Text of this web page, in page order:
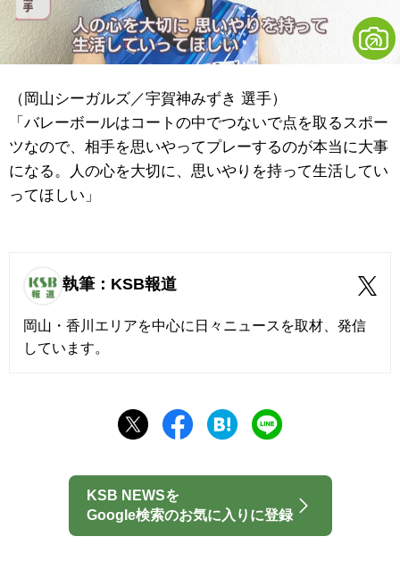
（岡山シーガルズ／宇賀神みずき 選手）
「バレーボールはコートの中でつないで点を取るスポー
ツなので、相手を思いやってプレーするのが本当に大事
になる。人の心を大切に、思いやりを持って生活してい
ってほしい」
執筆：KSB報道
岡山・香川エリアを中心に日々ニュースを取材、発信
しています。
KSB NEWSを
Google検索のお気に入りに登録